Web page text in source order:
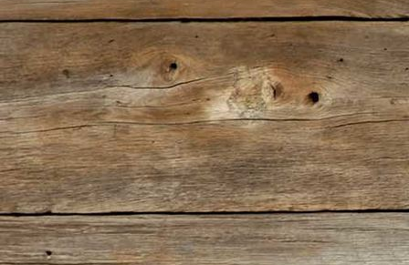
IMG-20180224-WA0005[1]